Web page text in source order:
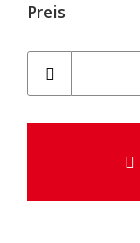
Preis